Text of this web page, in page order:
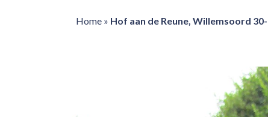
Home» Hof aan de Reune, Willemsoord